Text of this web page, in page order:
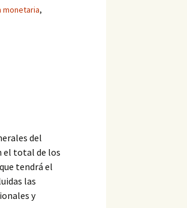
monetaria,
del
el total de los
tendrá el
las
y